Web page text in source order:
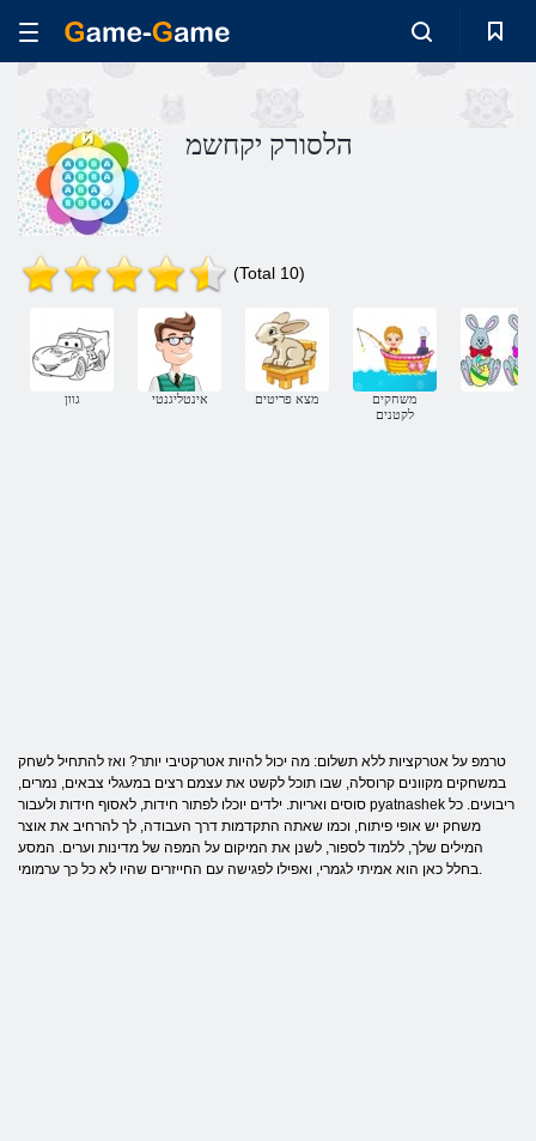
הלסורק יקחשמ
(Total 10)
גוון אינטליגנטי מצא פריטים
משחקים
לקטנים
טרמפ על אטרקציות ללא תשלום: מה יכול להיות אטרקטיבי יותר? ואז להתחיל לשחק
במשחקים מקוונים קרוסלה, שבו תוכל לקשט את עצמם רצים במעגלי צבאים, נמרים,
סוסים ואריות. ילדים יוכלו לפתור חידות, לאסוף חידות ולעבור pyatnashek ריבועים. כל
משחק יש אופי פיתוח, וכמו שאתה התקדמות דרך העבודה, לך להרחיב את אוצר
המילים שלך, ללמוד לספור, לשנן את המיקום על המפה של מדינות וערים. המסע
בחלל כאן הוא אמיתי לגמרי, ואפילו לפגישה עם החייזרים שהיו לא כל כך ערמומי.